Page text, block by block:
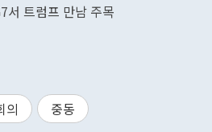
서 트럼프 만남 주목
의 중동